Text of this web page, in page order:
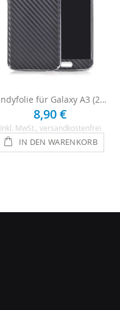
Handyfolie für Galaxy A3 (2017) - Carbon
8,90 €
Inkl. MwSt. , versandkostenfrei
IN DEN WARENKORB